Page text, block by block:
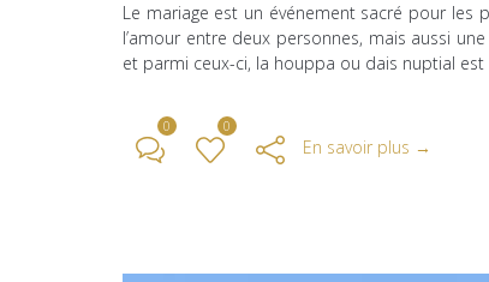
Le mariage est un événement sacré pour les
l’amour entre deux personnes, mais aussi
et parmi ceux-ci, la houppa ou dais nuptial
0 0
En savoir plus →